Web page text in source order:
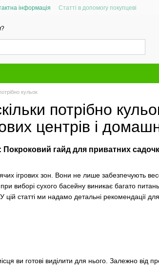
інформація
Статті в допомогу покупцеві
кульок
потрібно
центрів і
гайд для приватних
ігрових зон. Вони не лише забезпечують
виборі сухого басейну виникає багато
статті ми надамо детальні рекомендації для
ви готові виділити для нього. Залежно від